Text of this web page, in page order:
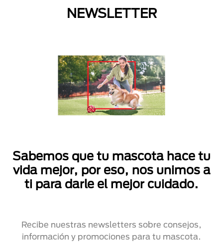
NEWSLETTER
Sabemos que tu mascota hace tu
vida mejor, por eso, nos unimos a
ti para darle el mejor cuidado.
Recibe nuestras newsletters sobre consejos,
información y promociones para tu mascota.